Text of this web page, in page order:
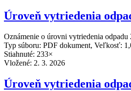
Úroveň vytriedenia
Oznámenie o úrovni vytriedenia odpadu
Typ súboru: PDF dokument, Veľkosť:
Stiahnuté: 233×
Vložené: 2. 3. 2026
Úroveň vytriedenia